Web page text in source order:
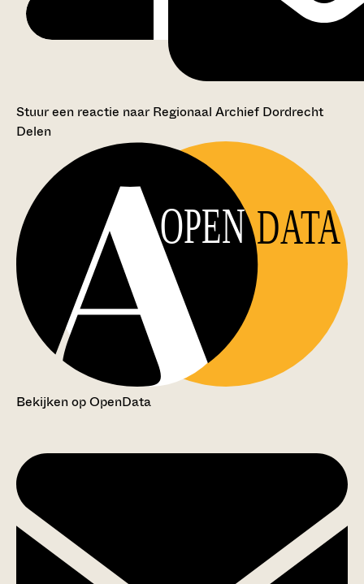
Stuur een reactie naar Regionaal Archief Dordrecht
Delen
OPEN DATA
Bekijken op OpenData